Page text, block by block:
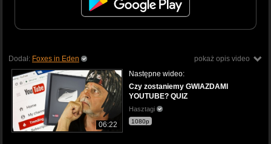
pokaż opis video
Dodał: Foxes in Eden
06:22
Następne wideo:
Czy zostaniemy GWIAZDAMI
YOUTUBE? QUIZ
Hasztagi
1080p